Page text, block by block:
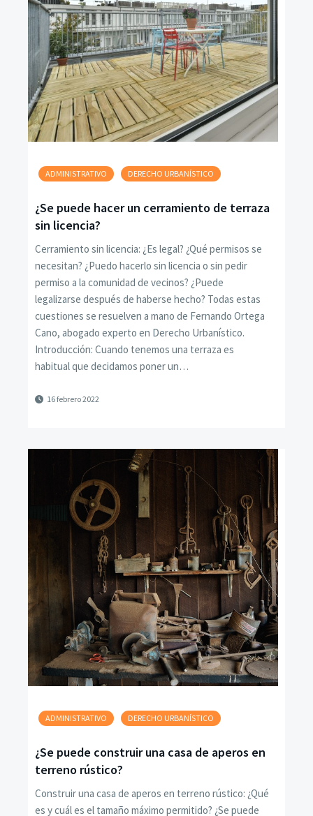
ADMINISTRATIVO DERECHO URBANÍSTICO
¿Se puede hacer un cerramiento de terraza
sin licencia?
Cerramiento sin licencia: ¿Es legal? ¿Qué permisos se
necesitan? ¿Puedo hacerlo sin licencia o sin pedir
permiso a la comunidad de vecinos? ¿Puede
legalizarse después de haberse hecho? Todas estas
cuestiones se resuelven a mano de Fernando Ortega
Cano, abogado experto en Derecho Urbanístico.
Introducción: Cuando tenemos una terraza es
habitual que decidamos poner un…
16 febrero 2022
ADMINISTRATIVO DERECHO URBANÍSTICO
¿Se puede construir una casa de aperos en
terreno rústico?
Construir una casa de aperos en terreno rústico: ¿Qué
es y cuál es el tamaño máximo permitido? ¿Se puede